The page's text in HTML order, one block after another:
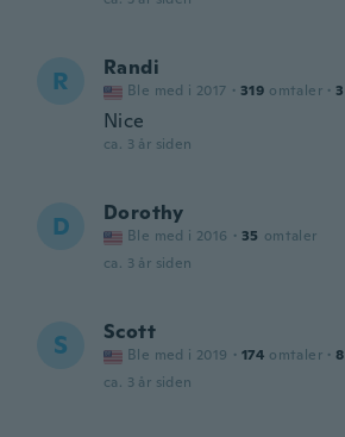
R Randi
Ble med i 2017 · 319 omtaler ·
Nice
ca. 3 år siden
D Dorothy
Ble med i 2016 · 35 omtaler
ca. 3 år siden
S Scott
Ble med i 2019 · 174 omtaler · 8
ca. 3 år siden